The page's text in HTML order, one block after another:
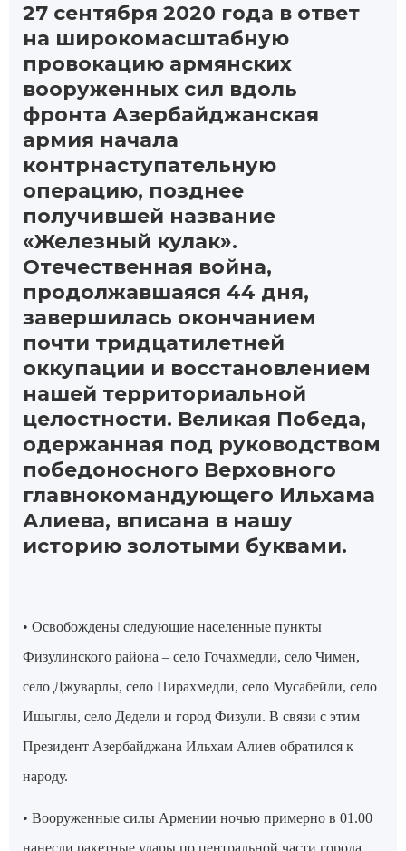
27 сентября 2020 года в ответ
на широкомасштабную
провокацию армянских
вооруженных сил вдоль
фронта Азербайджанская
армия начала
контрнаступательную
операцию, позднее
получившей название
«Железный кулак».
Отечественная война,
продолжавшаяся 44 дня,
завершилась окончанием
почти тридцатилетней
оккупации и восстановлением
нашей территориальной
целостности. Великая Победа,
одержанная под руководством
победоносного Верховного
главнокомандующего Ильхама
Алиева, вписана в нашу
историю золотыми буквами.
• Освобождены следующие населенные пункты
Физулинского района – село Гочахмедли, село Чимен,
село Джуварлы, село Пирахмедли, село Мусабейли, село
Ишыглы, село Дедели и город Физули. В связи с этим
Президент Азербайджана Ильхам Алиев обратился к
народу.
• Вооруженные силы Армении ночью примерно в 01.00
нанесли ракетные удары по центральной части города